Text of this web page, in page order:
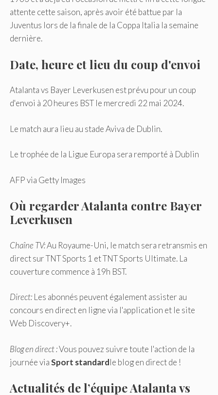
attente cette saison, après avoir été battue par la
Juventus lors de la finale de la Coppa Italia la semaine
dernière.
Date, heure et lieu du coup d'envoi
Atalanta vs Bayer Leverkusen est prévu pour un coup
d'envoi à 20 heures BST le mercredi 22 mai 2024.
Le match aura lieu au stade Aviva de Dublin.
Le trophée de la Ligue Europa sera remporté à Dublin
AFP via Getty Images
Où regarder Atalanta contre Bayer
Leverkusen
Chaîne TV:Au Royaume-Uni, le match sera retransmis en
direct sur TNT Sports 1 et TNT Sports Ultimate. La
couverture commence à 19h BST.
Direct: Les abonnés peuvent également assister au
concours en direct en ligne via l'application et le site
Web Discovery+.
Blog en direct :Vous pouvez suivre toute l'action de la
journée viaSport standardle blog en direct de !
Actualités de l’équipe Atalanta vs